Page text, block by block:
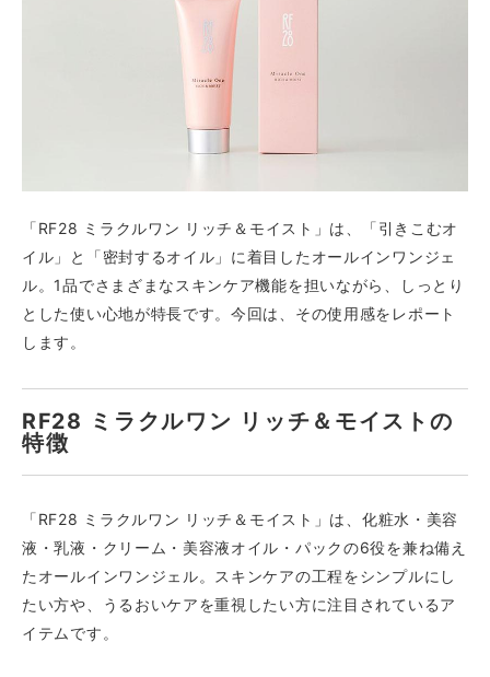
「RF28 ミラクルワン リッチ＆モイスト」は、「引きこむオ
イル」と「密封するオイル」に着目したオールインワンジェ
ル。1品でさまざまなスキンケア機能を担いながら、しっとり
とした使い心地が特長です。今回は、その使用感をレポート
します。
RF28 ミラクルワン リッチ＆モイストの
特徴
「RF28 ミラクルワン リッチ＆モイスト」は、化粧水・美容
液・乳液・クリーム・美容液オイル・パックの6役を兼ね備え
たオールインワンジェル。スキンケアの工程をシンプルにし
たい方や、うるおいケアを重視したい方に注目されているア
イテムです。